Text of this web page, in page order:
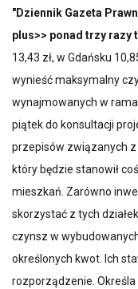
"Dziennik Gazeta
plus>> ponad trzy razy
13,43 zł, w Gdańsku
wynieść maksymalny
wynajmowanych w
piątek do konsultacji
przepisów związanych
który będzie stanowił
mieszkań. Zarówno
skorzystać z tych
czynsz w
określonych kwot. Ich
rozporządzenie.